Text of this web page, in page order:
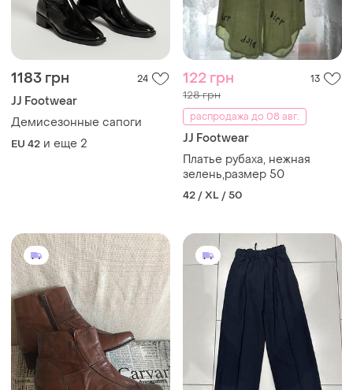
1183 грн 24
JJ Footwear
Демисезонные сапоги
EU 42 и еще 2
122 грн 13
128 грн
распродажа до 08 авг.
JJ Footwear
Платье рубаха, нежная
зелень,размер 50
42 / XL / 50